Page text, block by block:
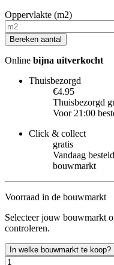
Oppervlakte (m2)
Bereken aantal
Online bijna uitverkocht
Thuisbezorgd
€4.95
Thuisbezorgd
Voor 21:00
Click & collect
gratis
Vandaag
bouwmarkt
Voorraad in de bouwmarkt
Selecteer jouw bouwmarkt
controleren.
In welke bouwmarkt te koop?